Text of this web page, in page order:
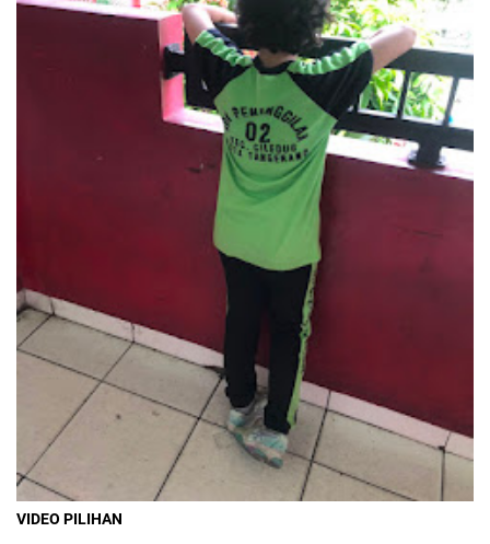
VIDEO PILIHAN